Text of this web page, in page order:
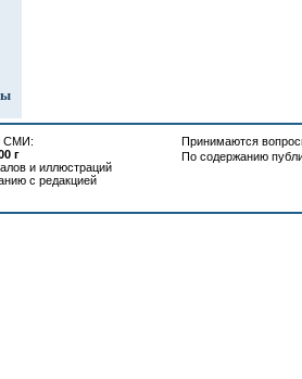
СМИ:
г
и иллюстраций
с редакцией
Принимаются
По содержанию